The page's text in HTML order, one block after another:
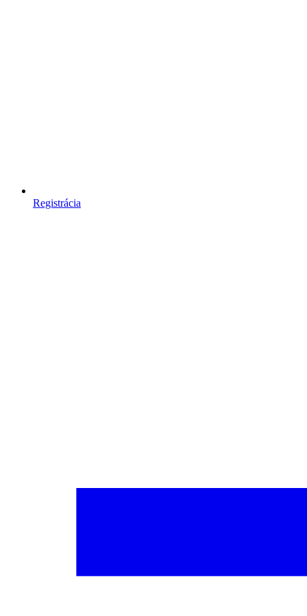
Registrácia